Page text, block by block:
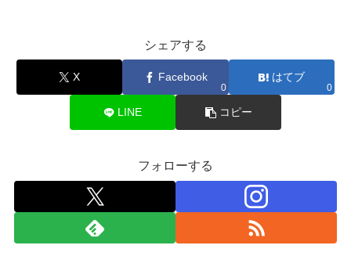
シェアする
X Facebook
0
はてブ
0
LINE コピー
フォローする